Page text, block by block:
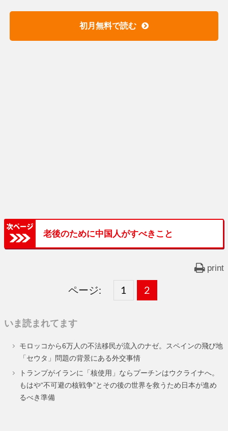
初月無料で読む
老後のために中国人がすべきこと
print
ページ:
固
ー
ジ
1 ,
固
ー
ジ
2
いま読まれてます
モロッコから6万人の不法移民が流入のナゼ。スペインの飛び地
「セウタ」問題の背景にある外交事情
トランプがイランに「核使用」ならプーチンはウクライナへ。
もはや“不可避の核戦争”とその後の世界を救うため日本が進め
るべき準備